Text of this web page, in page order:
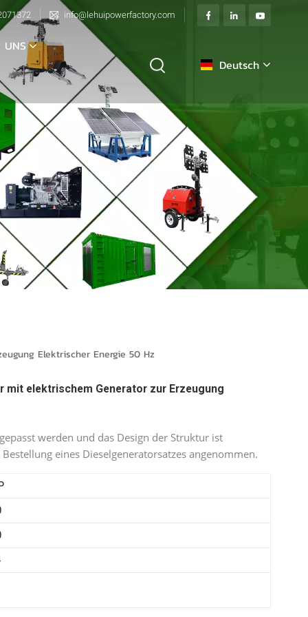
info@lehuipowerfactory.com
UNS
Deutsch
français
Deutsch
italiano
русский
español
Elektrischer Energie 50 Hz
mit elektrischem Generator zur Erzeugung
werden und das Design der Struktur ist
eines Dieselgeneratorsatzes angenommen.